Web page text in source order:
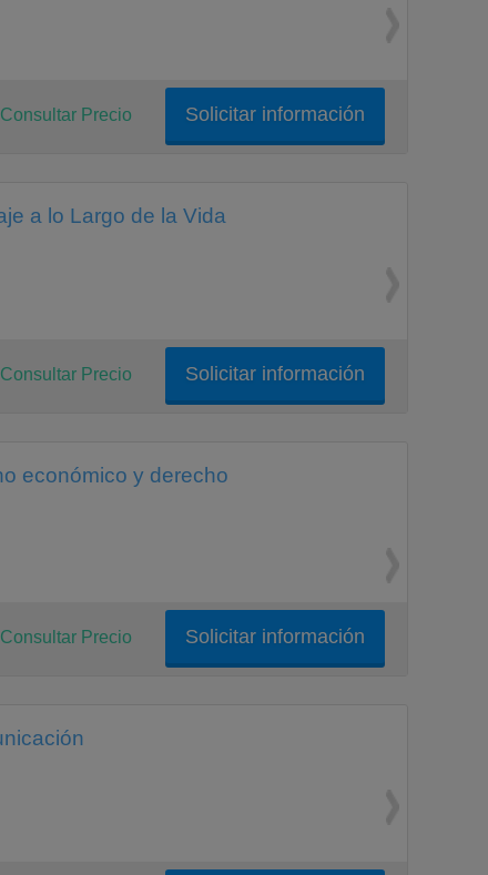
Solicitar información
Consultar Precio
a lo Largo de la Vida
Solicitar información
Consultar Precio
económico y derecho
Solicitar información
Consultar Precio